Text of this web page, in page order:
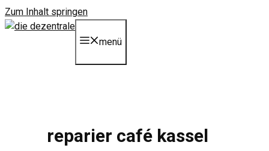
Zum Inhalt springen
menü
reparier café kassel